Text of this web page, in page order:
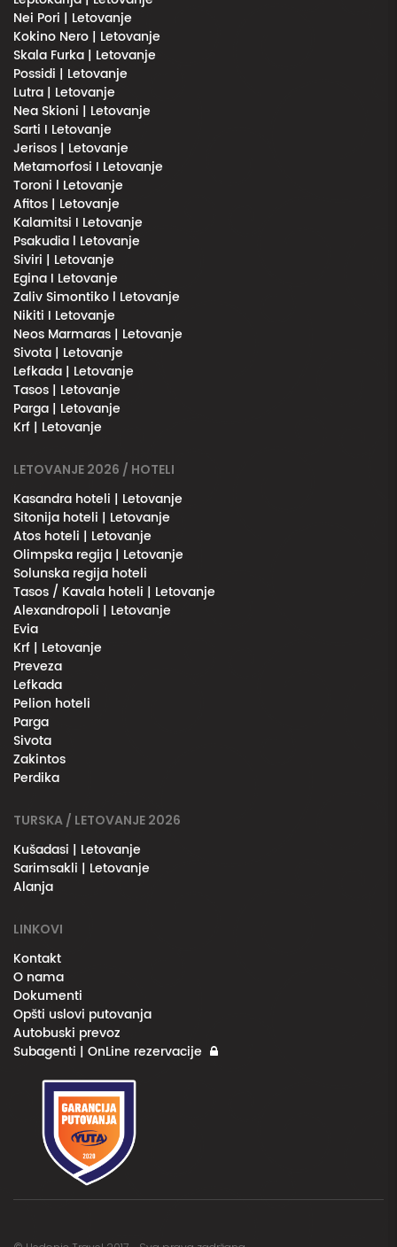
Nei Pori | Letovanje
Kokino Nero | Letovanje
Skala Furka | Letovanje
Possidi | Letovanje
Lutra | Letovanje
Nea Skioni | Letovanje
Sarti I Letovanje
Jerisos | Letovanje
Metamorfosi I Letovanje
Toroni l Letovanje
Afitos | Letovanje
Kalamitsi I Letovanje
Psakudia l Letovanje
Siviri | Letovanje
Egina I Letovanje
Zaliv Simontiko l Letovanje
Nikiti I Letovanje
Neos Marmaras | Letovanje
Sivota | Letovanje
Lefkada | Letovanje
Tasos | Letovanje
Parga | Letovanje
Krf | Letovanje
LETOVANJE 2026 / HOTELI
Kasandra hoteli | Letovanje
Sitonija hoteli | Letovanje
Atos hoteli | Letovanje
Olimpska regija | Letovanje
Solunska regija hoteli
Tasos / Kavala hoteli | Letovanje
Alexandropoli | Letovanje
Evia
Krf | Letovanje
Preveza
Lefkada
Pelion hoteli
Parga
Sivota
Zakintos
Perdika
TURSKA / LETOVANJE 2026
Kušadasi | Letovanje
Sarimsakli | Letovanje
Alanja
LINKOVI
Kontakt
O nama
Dokumenti
Opšti uslovi putovanja
Autobuski prevoz
Subagenti | OnLine rezervacije